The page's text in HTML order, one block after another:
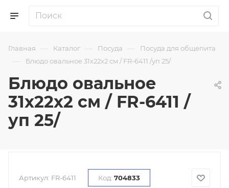
Главная — Каталог — Посуда — Посуда для общепита
— Блюдо овальное 31х22х2 см / FR-6411 /уп 25/
Блюдо овальное
31х22х2 см / FR-6411 /
уп 25/
Артикул: FR-6411 Код: 704833